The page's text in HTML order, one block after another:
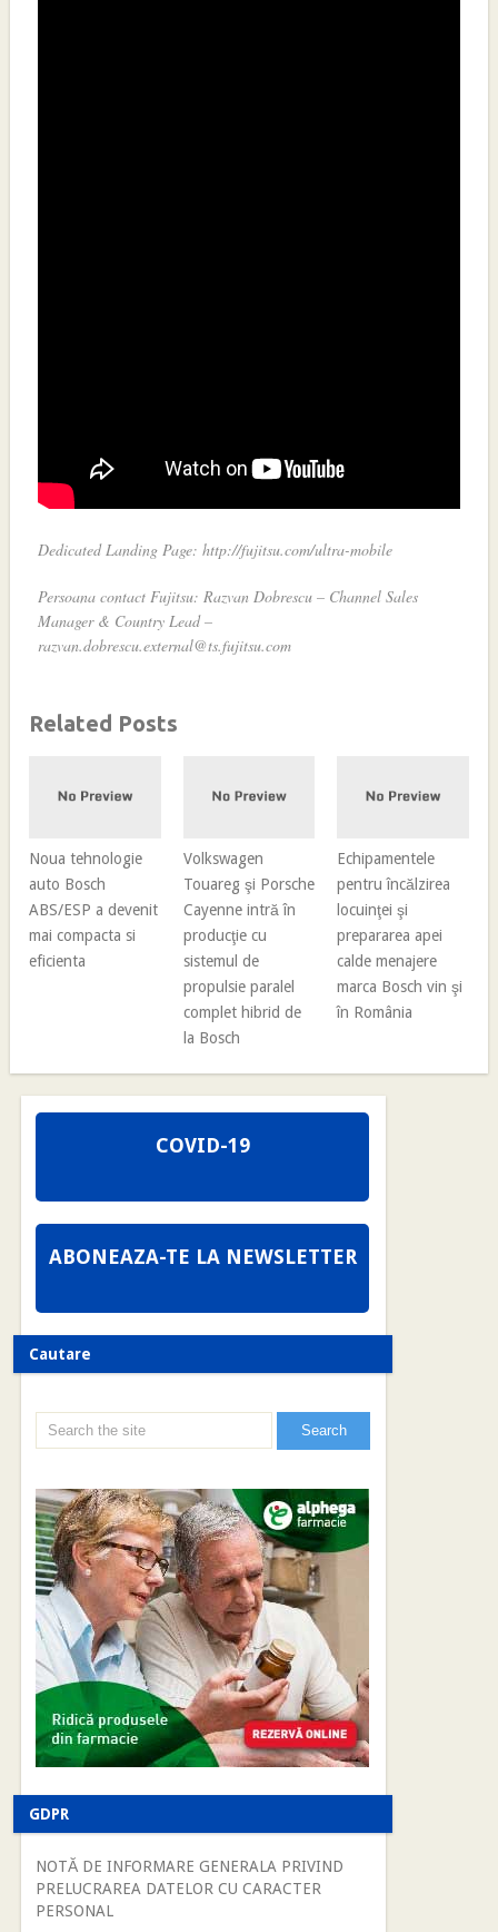
Dedicated Landing Page: http://fujitsu.com/ultra-mobile
Persoana contact Fujitsu: Razvan Dobrescu – Channel Sales
Manager & Country Lead –
razvan.dobrescu.external@ts.fujitsu.com
Related Posts
Noua tehnologie
auto Bosch
ABS/ESP a devenit
mai compacta si
eficienta
Volkswagen
Touareg şi Porsche
Cayenne intră în
producţie cu
sistemul de
propulsie paralel
complet hibrid de
la Bosch
Echipamentele
pentru încălzirea
locuinţei şi
prepararea apei
calde menajere
marca Bosch vin şi
în România
COVID-19
ABONEAZA-TE LA NEWSLETTER
Cautare
GDPR
NOTĂ DE INFORMARE GENERALA PRIVIND
PRELUCRAREA DATELOR CU CARACTER
PERSONAL